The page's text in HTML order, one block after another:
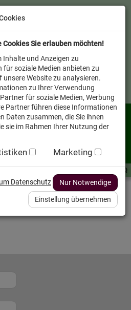
Service FAQ
Nassfutter
Cookies Sie erlauben möchten!
Inhalte und Anzeigen zu
für soziale Medien anbieten zu
Website zu analysieren.
zu Ihrer Verwendung
für soziale Medien, Werbung
Partner führen diese Informationen
Daten zusammen, die Sie ihnen
sie im Rahmen Ihrer Nutzung der
Marketing
Datenschutz Nur Notwendige
Einstellung übernehmen